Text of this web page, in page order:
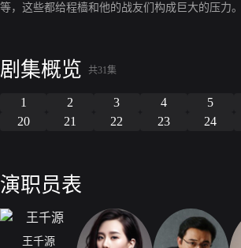
等，这些都给程樯和他的战友们构成巨大的压力
剧集概览 共31集
1 2 3 4 5
20
21 22 23 24
演职员表
王千源